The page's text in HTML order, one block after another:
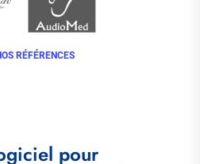
RÉFÉRENCES
pour